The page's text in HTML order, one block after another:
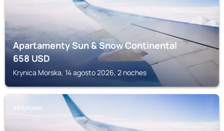
Apartamenty Sun & Snow Continental
658USD
Krynica Morska, 14 agosto 2026, 2 noches
SZTUTOWO